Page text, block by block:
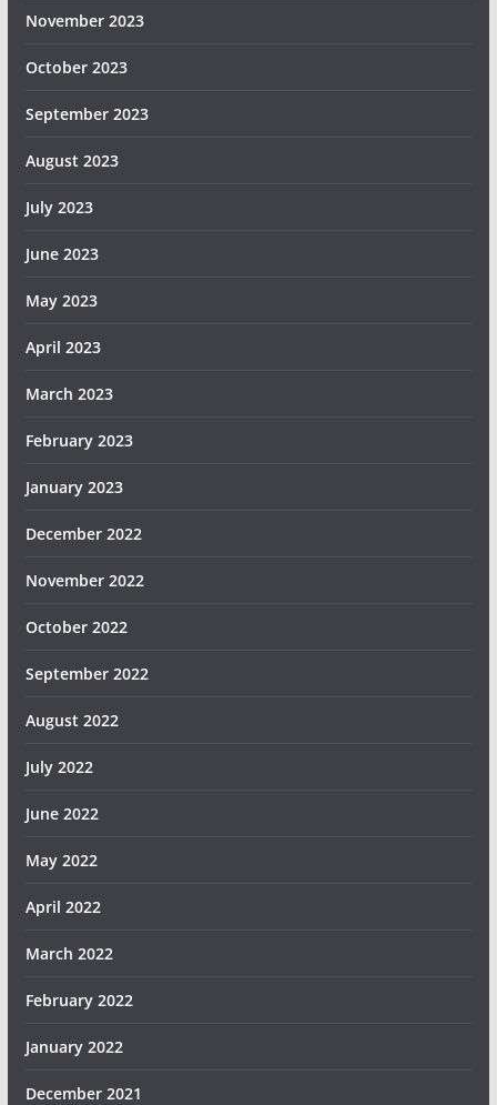
November 2023
October 2023
September 2023
August 2023
July 2023
June 2023
May 2023
April 2023
March 2023
February 2023
January 2023
December 2022
November 2022
October 2022
September 2022
August 2022
July 2022
June 2022
May 2022
April 2022
March 2022
February 2022
January 2022
December 2021